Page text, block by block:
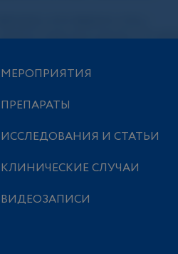
МЕРОПРИЯТИЯ
ПРЕПАРАТЫ
ИССЛЕДОВАНИЯ И СТАТЬИ
КЛИНИЧЕСКИЕ СЛУЧАИ
ВИДЕОЗАПИСИ